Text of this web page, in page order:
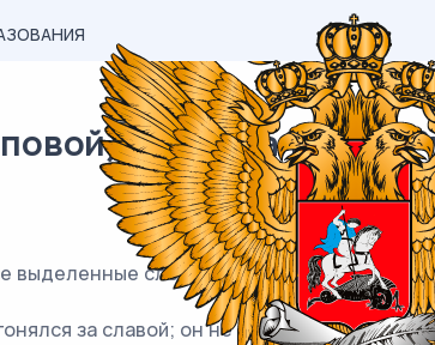
материал ЕГЭ /
выделенные слова пишутсяЧЕРЕЗ ДИФИС
за славой; он не пугался критики,